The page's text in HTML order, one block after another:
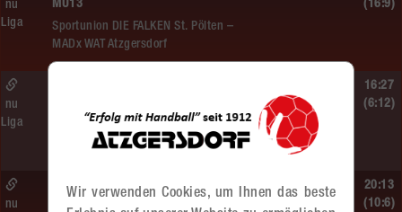
MU13
Sportunion DIE FALKEN St. Pölten –
MADx WAT Atzgersdorf
nu
Liga
(16:9)
MADx WAT Atzgersdorf –
roomz JAGS Devils
nu
Liga
16:27
(6:12)
So. 14.06.2026 | 10:30 Uhr |
nu
20:13
(10:6)
Wir verwenden Cookies, um Ihnen das beste